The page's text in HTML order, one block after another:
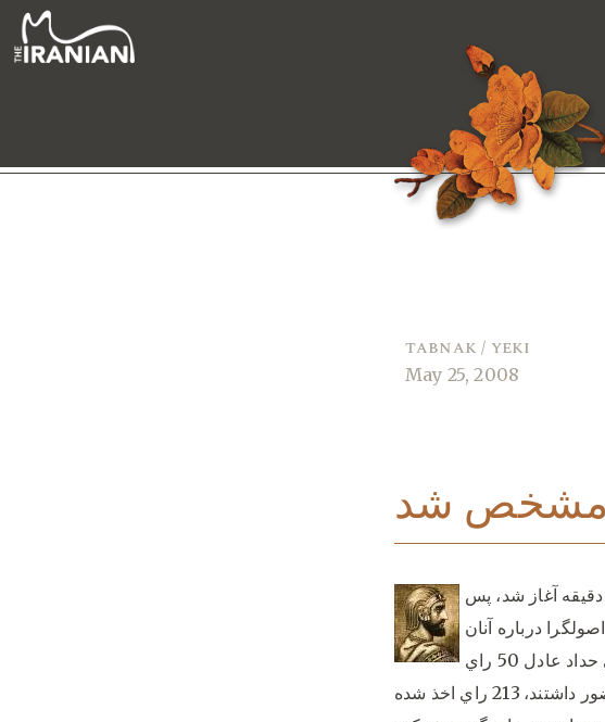
tabnak / yeki
May 25, 2008
مشخص شد
اصولگرايان كه از ساعت 16و سي دقيقه آغاز شد، پس
درباره آنان
راي‌گيري به عمل آمد كه علي لاريجاني 161 راي و غلامعلي حداد عادل 50 راي
كسب كردند. در اين جلسه كه 227 منتخب مجلس در آن حضور داشتند، 213 راي اخذ شده